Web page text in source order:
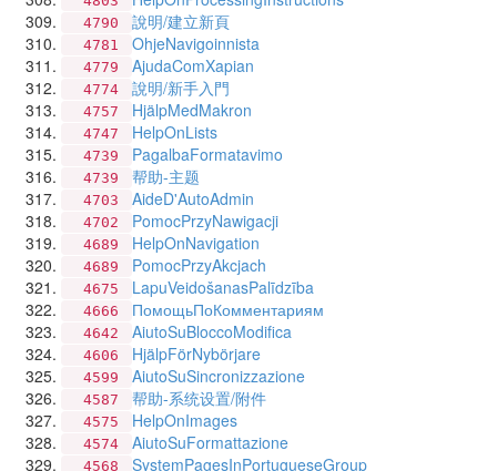
4790 說明/建立新頁
4781 OhjeNavigoinnista
4779 AjudaComXapian
4774 說明/新手入門
4757 HjälpMedMakron
4747 HelpOnLists
4739 PagalbaFormatavimo
4739 帮助-主题
4703 AideD'AutoAdmin
4702 PomocPrzyNawigacji
4689 HelpOnNavigation
4689 PomocPrzyAkcjach
4675 LapuVeidošanasPalīdzība
4666 ПомощьПоКомментариям
4642 AiutoSuBloccoModifica
4606 HjälpFörNybörjare
4599 AiutoSuSincronizzazione
4587 帮助-系统设置/附件
4575 HelpOnImages
4574 AiutoSuFormattazione
4568 SystemPagesInPortugueseGroup